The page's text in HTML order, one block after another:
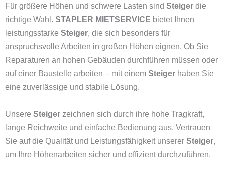
Für größere Höhen und schwere Lasten sind Steiger die
richtige Wahl. STAPLER MIETSERVICE bietet Ihnen
leistungsstarke Steiger, die sich besonders für
anspruchsvolle Arbeiten in großen Höhen eignen. Ob Sie
Reparaturen an hohen Gebäuden durchführen müssen oder
auf einer Baustelle arbeiten – mit einem Steiger haben Sie
eine zuverlässige und stabile Lösung.
Unsere Steiger zeichnen sich durch ihre hohe Tragkraft,
lange Reichweite und einfache Bedienung aus. Vertrauen
Sie auf die Qualität und Leistungsfähigkeit unserer Steiger,
um Ihre Höhenarbeiten sicher und effizient durchzuführen.